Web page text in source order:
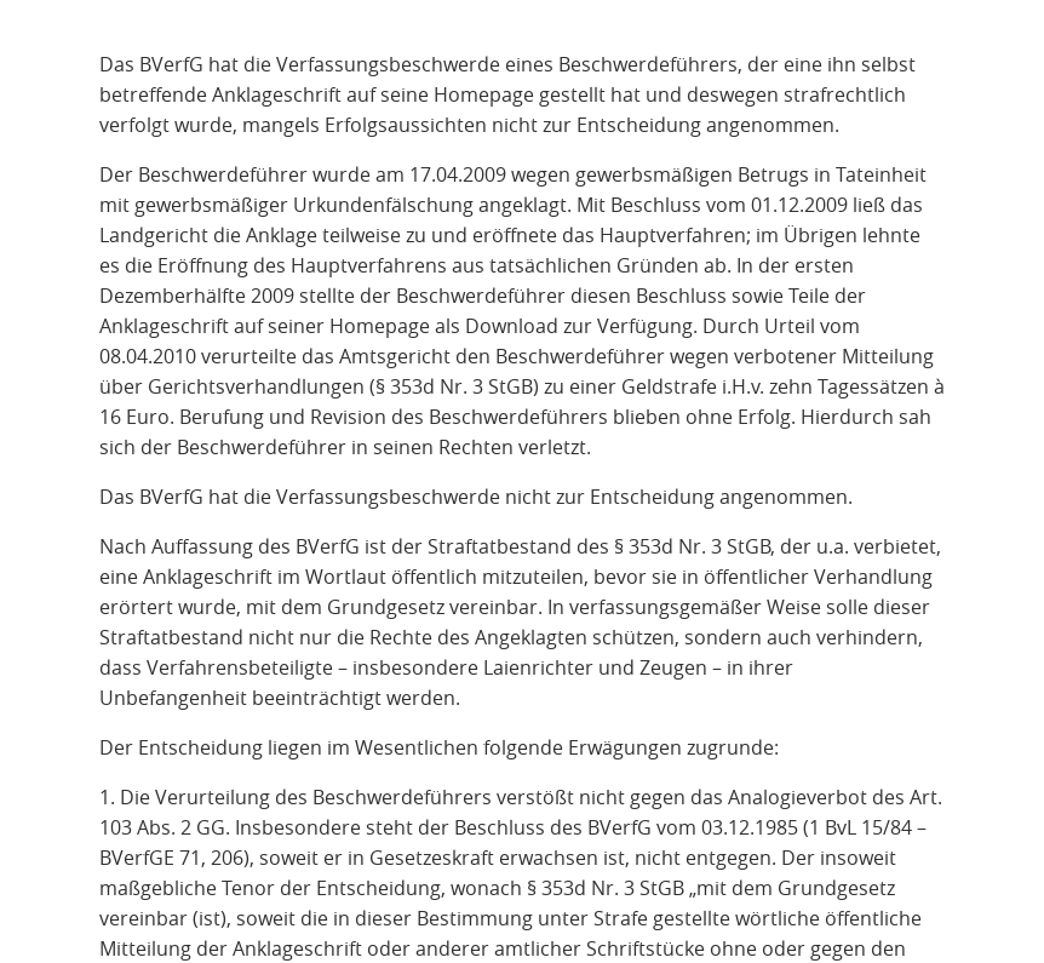
Das BVerfG hat die Verfassungsbeschwerde eines Beschwerdeführers, der eine ihn selbst
betreffende Anklageschrift auf seine Homepage gestellt hat und deswegen strafrechtlich
verfolgt wurde, mangels Erfolgsaussichten nicht zur Entscheidung angenommen.
Der Beschwerdeführer wurde am 17.04.2009 wegen gewerbsmäßigen Betrugs in Tateinheit
mit gewerbsmäßiger Urkundenfälschung angeklagt. Mit Beschluss vom 01.12.2009 ließ das
Landgericht die Anklage teilweise zu und eröffnete das Hauptverfahren; im Übrigen lehnte
es die Eröffnung des Hauptverfahrens aus tatsächlichen Gründen ab. In der ersten
Dezemberhälfte 2009 stellte der Beschwerdeführer diesen Beschluss sowie Teile der
Anklageschrift auf seiner Homepage als Download zur Verfügung. Durch Urteil vom
08.04.2010 verurteilte das Amtsgericht den Beschwerdeführer wegen verbotener Mitteilung
über Gerichtsverhandlungen (§ 353d Nr. 3 StGB) zu einer Geldstrafe i.H.v. zehn Tagessätzen à
16 Euro. Berufung und Revision des Beschwerdeführers blieben ohne Erfolg. Hierdurch sah
sich der Beschwerdeführer in seinen Rechten verletzt.
Das BVerfG hat die Verfassungsbeschwerde nicht zur Entscheidung angenommen.
Nach Auffassung des BVerfG ist der Straftatbestand des § 353d Nr. 3 StGB, der u.a. verbietet,
eine Anklageschrift im Wortlaut öffentlich mitzuteilen, bevor sie in öffentlicher Verhandlung
erörtert wurde, mit dem Grundgesetz vereinbar. In verfassungsgemäßer Weise solle dieser
Straftatbestand nicht nur die Rechte des Angeklagten schützen, sondern auch verhindern,
dass Verfahrensbeteiligte – insbesondere Laienrichter und Zeugen – in ihrer
Unbefangenheit beeinträchtigt werden.
Der Entscheidung liegen im Wesentlichen folgende Erwägungen zugrunde:
1. Die Verurteilung des Beschwerdeführers verstößt nicht gegen das Analogieverbot des Art.
103 Abs. 2 GG. Insbesondere steht der Beschluss des BVerfG vom 03.12.1985 (1 BvL 15/84 –
BVerfGE 71, 206), soweit er in Gesetzeskraft erwachsen ist, nicht entgegen. Der insoweit
maßgebliche Tenor der Entscheidung, wonach § 353d Nr. 3 StGB „mit dem Grundgesetz
vereinbar (ist), soweit die in dieser Bestimmung unter Strafe gestellte wörtliche öffentliche
Mitteilung der Anklageschrift oder anderer amtlicher Schriftstücke ohne oder gegen den